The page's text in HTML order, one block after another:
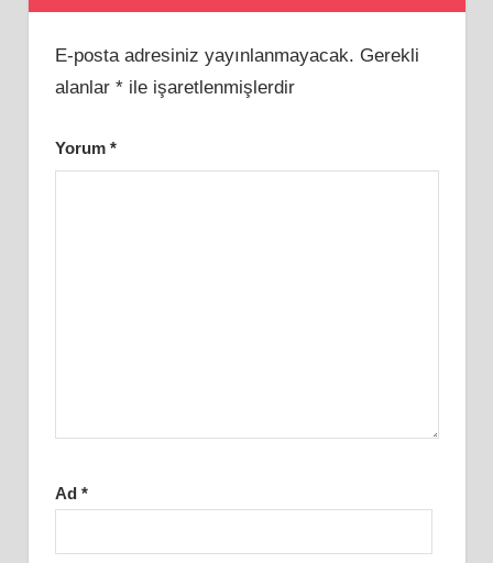
E-posta adresiniz yayınlanmayacak. Gerekli
alanlar *ile işaretlenmişlerdir
Yorum *
Ad *